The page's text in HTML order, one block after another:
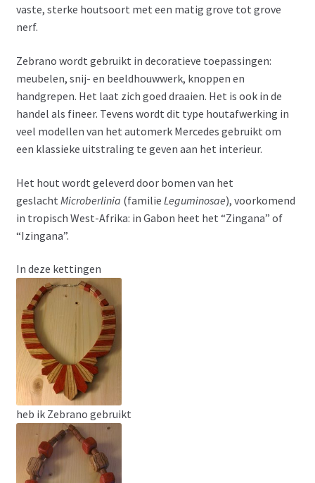
Tuin decoratie
Uithangborden
Winkelmand
vaste, sterke houtsoort met een matig grove tot grove
nerf.
Zebrano wordt gebruikt in decoratieve toepassingen:
meubelen, snij- en beeldhouwwerk, knoppen en
handgrepen. Het laat zich goed draaien. Het is ook in de
handel als fineer. Tevens wordt dit type houtafwerking in
veel modellen van het automerk Mercedes gebruikt om
een klassieke uitstraling te geven aan het interieur.
Het hout wordt geleverd door bomen van het
geslacht Microberlinia (familie Leguminosae), voorkomend
in tropisch West-Afrika: in Gabon heet het “Zingana” of
“Izingana”.
In deze kettingen
heb ik Zebrano gebruikt